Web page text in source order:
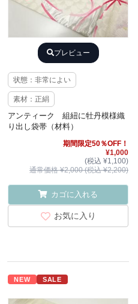
プレビュー
状態：非常によい
素材：正絹
アンティーク 組紐に牡丹模様織
り出し袋帯（材料）
期間限定50％OFF！
¥1,000
(税込 ¥1,100)
通常価格 ¥2,000 (税込 ¥2,200)
カゴに入れる
お気に入り
NEW SALE